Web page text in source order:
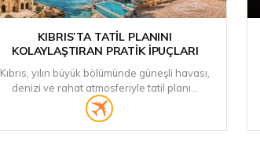
KIBRIS’TA TATIL PLANINI
KOLAYLAŞTIRAN PRATIK İPUÇLARI
Kıbrıs, yılın büyük bölümünde güneşli havası,
denizi ve rahat atmosferiyle tatil planı...